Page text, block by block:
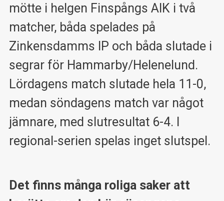
mötte i helgen Finspångs AIK i två
matcher, båda spelades på
Zinkensdamms IP och båda slutade i
segrar för Hammarby/Helenelund.
Lördagens match slutade hela 11-0,
medan söndagens match var något
jämnare, med slutresultat 6-4. I
regional-serien spelas inget slutspel.
Det finns många roliga saker att